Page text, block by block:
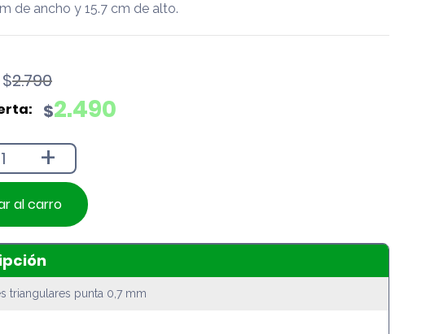
de ancho y 15.7 cm de alto.
$2.790
$2.490
+
al carro
triangulares punta 0,7 mm